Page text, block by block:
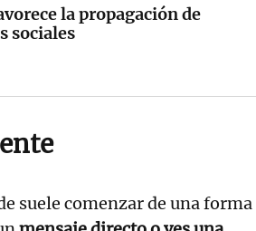
la propagación de
sociales
suele comenzar de una forma